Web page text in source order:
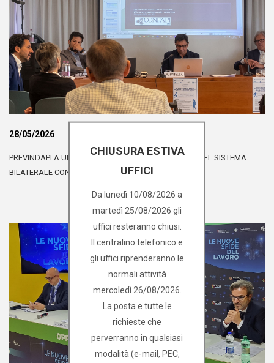
CHIUSURA ESTIVA
UFFICI
Da lunedì 10/08/2026 a
martedì 25/08/2026 gli
uffici resteranno chiusi.
Il centralino telefonico e
gli uffici riprenderanno le
normali attività
mercoledì 26/08/2026.
La posta e tutte le
richieste che
perverranno in qualsiasi
modalità (e-mail, PEC,
28/05/2026
PREVINDAPI A UDINE PER APPROFONDIRE IL VALORE DEL SISTEMA
BILATERALE CONFAPI-FEDERMANAGER